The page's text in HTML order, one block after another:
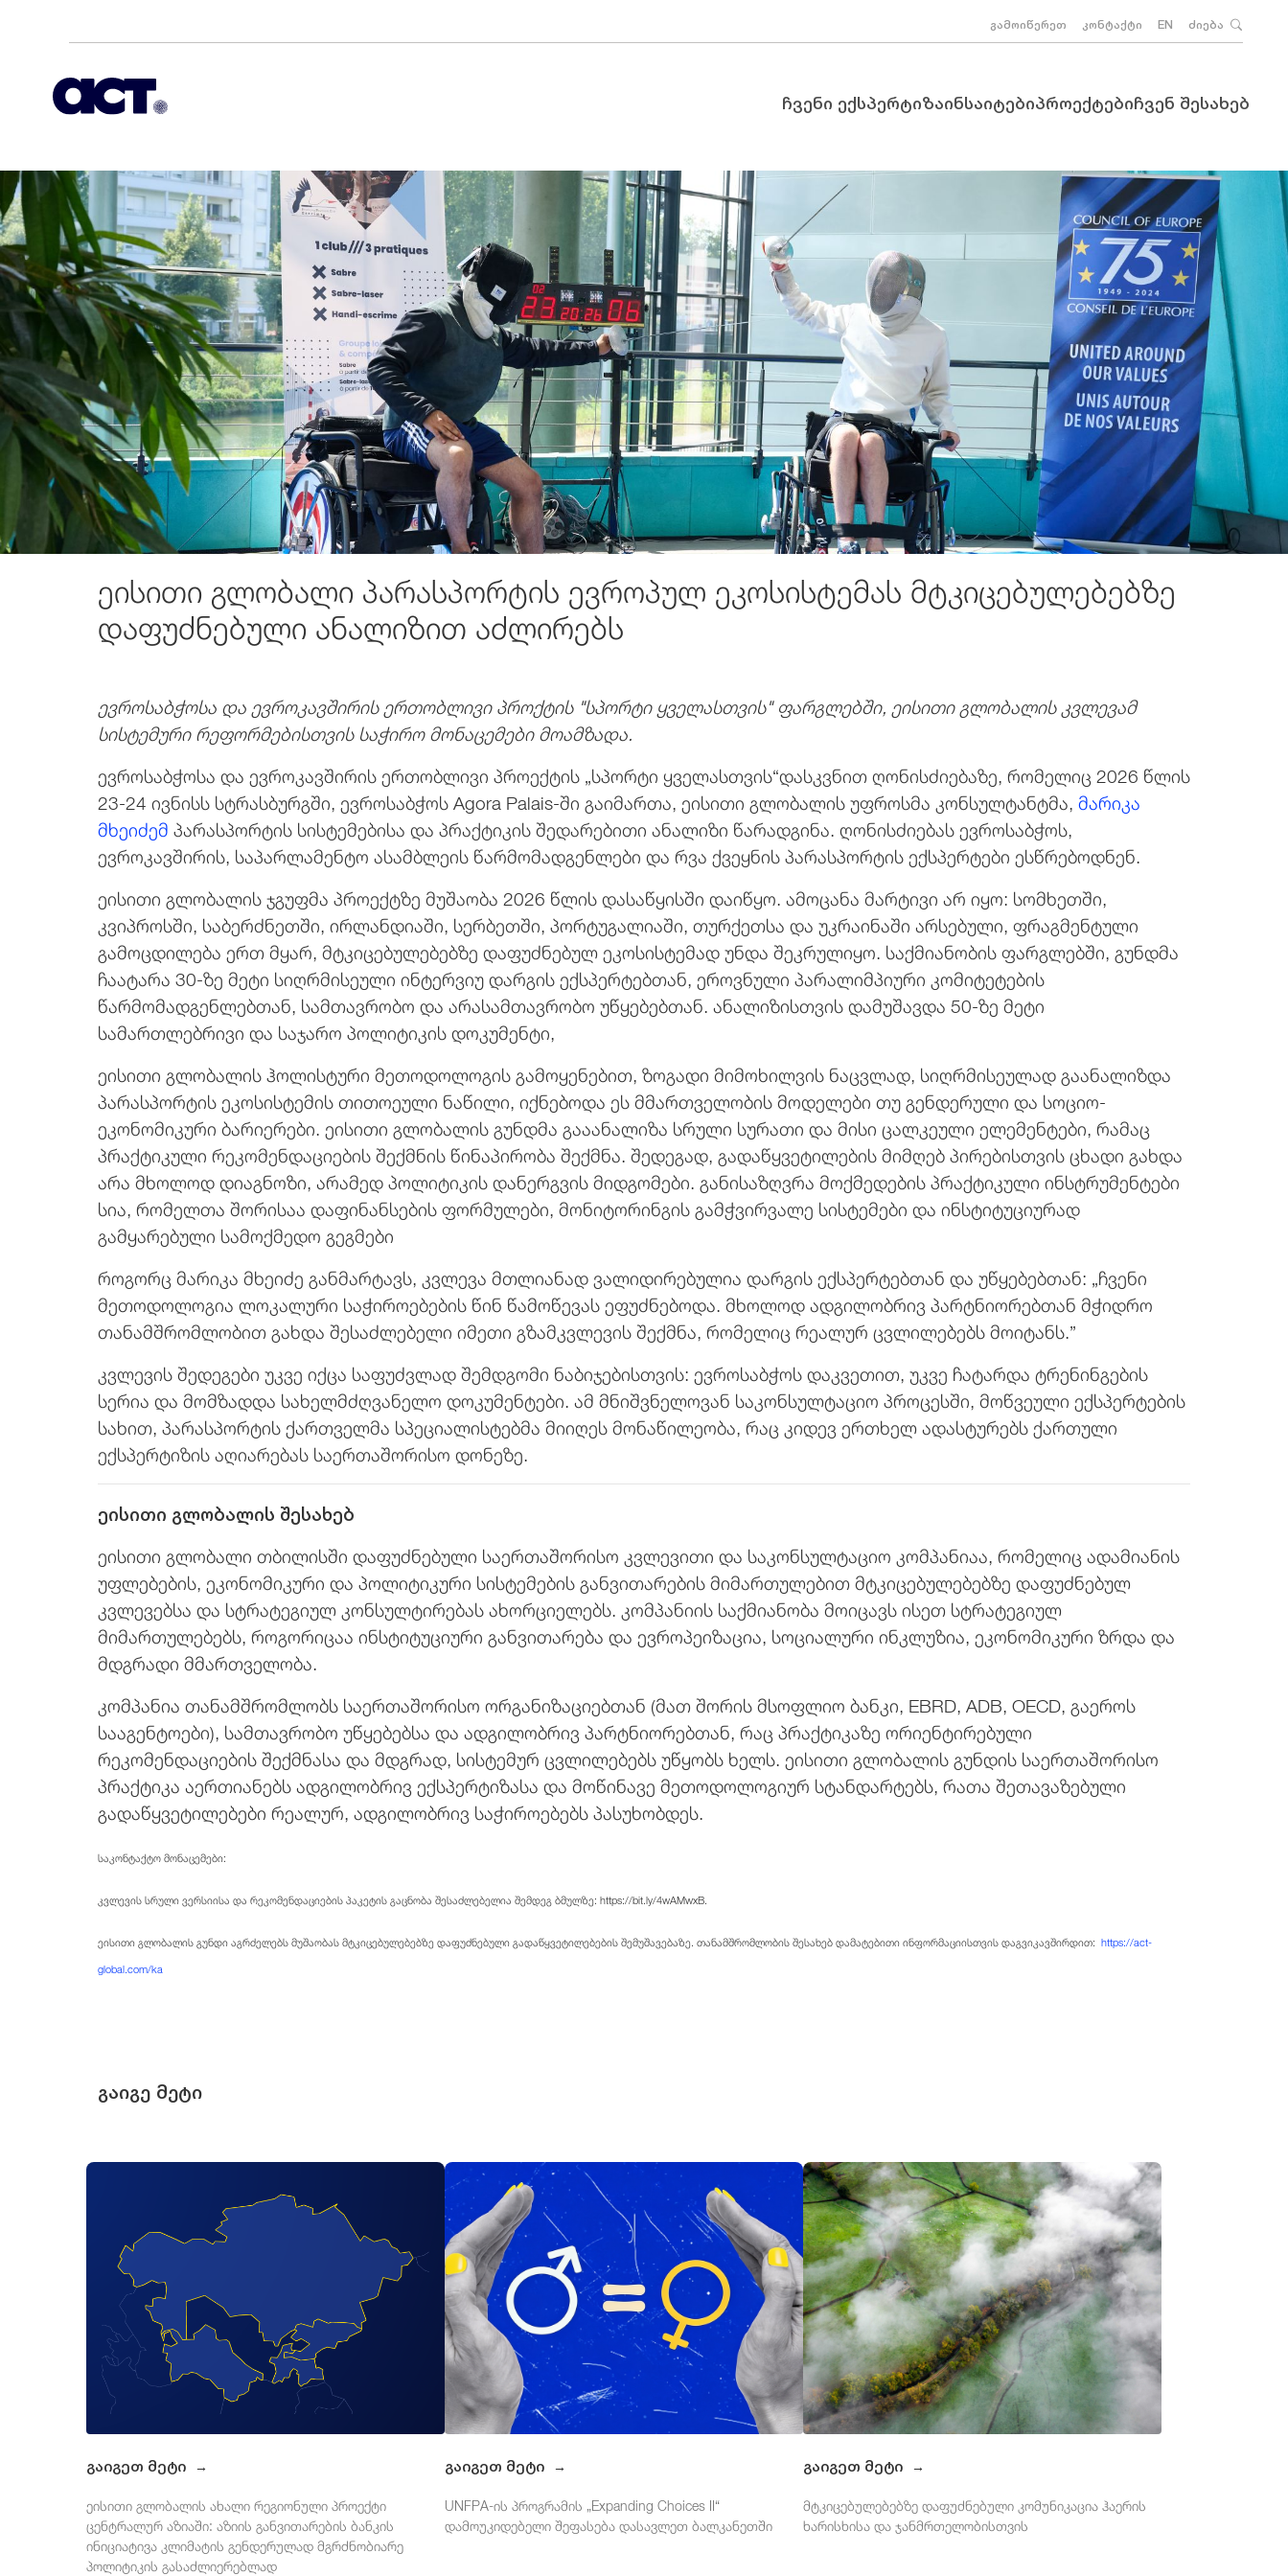
გამოიწერეთ კონტაქტი EN ძიება
ჩვენი ექსპერტიზაინსაიტებიპროექტებიჩვენ შესახებ
ეისითი გლობალი პარასპორტის ევროპულ ეკოსისტემას მტკიცებულებებზე
დაფუძნებული ანალიზით აძლირებს
ევროსაბჭოსა და ევროკავშირის ერთობლივი პროქტის "სპორტი ყველასთვის" ფარგლებში, ეისითი გლობალის კვლევამ
სისტემური რეფორმებისთვის საჭირო მონაცემები მოამზადა.
ევროსაბჭოსა და ევროკავშირის ერთობლივი პროექტის „სპორტი ყველასთვის“დასკვნით ღონისძიებაზე, რომელიც 2026 წლის
23-24 ივნისს სტრასბურგში, ევროსაბჭოს Agora Palais-ში გაიმართა, ეისითი გლობალის უფროსმა კონსულტანტმა, მარიკა
მხეიძემ პარასპორტის სისტემებისა და პრაქტიკის შედარებითი ანალიზი წარადგინა. ღონისძიებას ევროსაბჭოს,
ევროკავშირის, საპარლამენტო ასამბლეის წარმომადგენლები და რვა ქვეყნის პარასპორტის ექსპერტები ესწრებოდნენ.
ეისითი გლობალის ჯგუფმა პროექტზე მუშაობა 2026 წლის დასაწყისში დაიწყო. ამოცანა მარტივი არ იყო: სომხეთში,
კვიპროსში, საბერძნეთში, ირლანდიაში, სერბეთში, პორტუგალიაში, თურქეთსა და უკრაინაში არსებული, ფრაგმენტული
გამოცდილება ერთ მყარ, მტკიცებულებებზე დაფუძნებულ ეკოსისტემად უნდა შეკრულიყო. საქმიანობის ფარგლებში, გუნდმა
ჩაატარა 30-ზე მეტი სიღრმისეული ინტერვიუ დარგის ექსპერტებთან, ეროვნული პარალიმპიური კომიტეტების
წარმომადგენლებთან, სამთავრობო და არასამთავრობო უწყებებთან. ანალიზისთვის დამუშავდა 50-ზე მეტი
სამართლებრივი და საჯარო პოლიტიკის დოკუმენტი,
ეისითი გლობალის ჰოლისტური მეთოდოლოგის გამოყენებით, ზოგადი მიმოხილვის ნაცვლად, სიღრმისეულად გაანალიზდა
პარასპორტის ეკოსისტემის თითოეული ნაწილი, იქნებოდა ეს მმართველობის მოდელები თუ გენდერული და სოციო-
ეკონომიკური ბარიერები. ეისითი გლობალის გუნდმა გააანალიზა სრული სურათი და მისი ცალკეული ელემენტები, რამაც
პრაქტიკული რეკომენდაციების შექმნის წინაპირობა შექმნა. შედეგად, გადაწყვეტილების მიმღებ პირებისთვის ცხადი გახდა
არა მხოლოდ დიაგნოზი, არამედ პოლიტიკის დანერგვის მიდგომები. განისაზღვრა მოქმედების პრაქტიკული ინსტრუმენტები
სია, რომელთა შორისაა დაფინანსების ფორმულები, მონიტორინგის გამჭვირვალე სისტემები და ინსტიტუციურად
გამყარებული სამოქმედო გეგმები
როგორც მარიკა მხეიძე განმარტავს, კვლევა მთლიანად ვალიდირებულია დარგის ექსპერტებთან და უწყებებთან: „ჩვენი
მეთოდოლოგია ლოკალური საჭიროებების წინ წამოწევას ეფუძნებოდა. მხოლოდ ადგილობრივ პარტნიორებთან მჭიდრო
თანამშრომლობით გახდა შესაძლებელი იმეთი გზამკვლევის შექმნა, რომელიც რეალურ ცვლილებებს მოიტანს.”
კვლევის შედეგები უკვე იქცა საფუძვლად შემდგომი ნაბიჯებისთვის: ევროსაბჭოს დაკვეთით, უკვე ჩატარდა ტრენინგების
სერია და მომზადდა სახელმძღვანელო დოკუმენტები. ამ მნიშვნელოვან საკონსულტაციო პროცესში, მოწვეული ექსპერტების
სახით, პარასპორტის ქართველმა სპეციალისტებმა მიიღეს მონაწილეობა, რაც კიდევ ერთხელ ადასტურებს ქართული
ექსპერტიზის აღიარებას საერთაშორისო დონეზე.
ეისითი გლობალის შესახებ
ეისითი გლობალი თბილისში დაფუძნებული საერთაშორისო კვლევითი და საკონსულტაციო კომპანიაა, რომელიც ადამიანის
უფლებების, ეკონომიკური და პოლიტიკური სისტემების განვითარების მიმართულებით მტკიცებულებებზე დაფუძნებულ
კვლევებსა და სტრატეგიულ კონსულტირებას ახორციელებს. კომპანიის საქმიანობა მოიცავს ისეთ სტრატეგიულ
მიმართულებებს, როგორიცაა ინსტიტუციური განვითარება და ევროპეიზაცია, სოციალური ინკლუზია, ეკონომიკური ზრდა და
მდგრადი მმართველობა.
კომპანია თანამშრომლობს საერთაშორისო ორგანიზაციებთან (მათ შორის მსოფლიო ბანკი, EBRD, ADB, OECD, გაეროს
სააგენტოები), სამთავრობო უწყებებსა და ადგილობრივ პარტნიორებთან, რაც პრაქტიკაზე ორიენტირებული
რეკომენდაციების შექმნასა და მდგრად, სისტემურ ცვლილებებს უწყობს ხელს. ეისითი გლობალის გუნდის საერთაშორისო
პრაქტიკა აერთიანებს ადგილობრივ ექსპერტიზასა და მოწინავე მეთოდოლოგიურ სტანდარტებს, რათა შეთავაზებული
გადაწყვეტილებები რეალურ, ადგილობრივ საჭიროებებს პასუხობდეს.
საკონტაქტო მონაცემები:
კვლევის სრული ვერსიისა და რეკომენდაციების პაკეტის გაცნობა შესაძლებელია შემდეგ ბმულზე: https://bit.ly/4wAMwxB.
ეისითი გლობალის გუნდი აგრძელებს მუშაობას მტკიცებულებებზე დაფუძნებული გადაწყვეტილებების შემუშავებაზე. თანამშრომლობის შესახებ დამატებითი ინფორმაციისთვის დაგვიკავშირდით: https://act-
global.com/ka
გაიგე მეტი
გაიგეთ მეტი →
ეისითი გლობალის ახალი რეგიონული პროექტი
ცენტრალურ აზიაში: აზიის განვითარების ბანკის
ინიციატივა კლიმატის გენდერულად მგრძნობიარე
პოლიტიკის გასაძლიერებლად
გაიგეთ მეტი →
UNFPA-ის პროგრამის „Expanding Choices II“
დამოუკიდებელი შეფასება დასავლეთ ბალკანეთში
გაიგეთ მეტი →
მტკიცებულებებზე დაფუძნებული კომუნიკაცია ჰაერის
ხარისხისა და ჯანმრთელობისთვის